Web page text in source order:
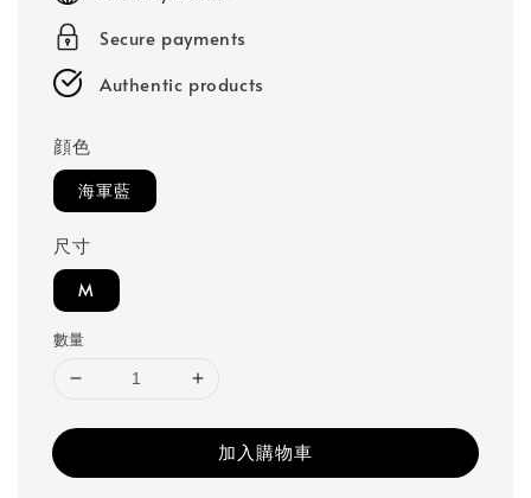
Secure payments
Authentic products
顔色
海軍藍
尺寸
M
數量
加入購物車